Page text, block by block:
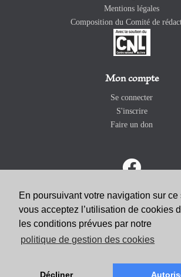
En poursuivant votre navigation sur ce
vous acceptez l’utilisation de cookies
les conditions prévues par notre
politique de gestion des cookies
Décliner
Mentions légales
Composition du Comité de
Mon compte
Se connecter
S'inscrire
Faire un don
ABONNEZ-VOUS
Copyright 2026 Revue Catholique Internationale